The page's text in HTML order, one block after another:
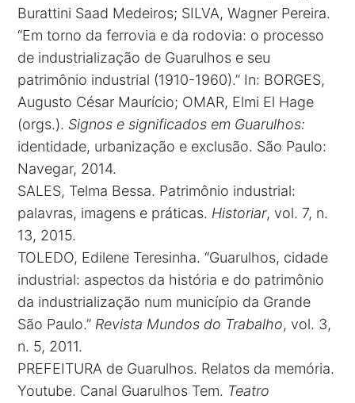
Burattini Saad Medeiros; SILVA, Wagner Pereira.
“Em torno da ferrovia e da rodovia: o processo
de industrialização de Guarulhos e seu
patrimônio industrial (1910-1960).” In: BORGES,
Augusto César Maurício; OMAR, Elmi El Hage
(orgs.). Signos e significados em Guarulhos:
identidade, urbanização e exclusão. São Paulo:
Navegar, 2014.
SALES, Telma Bessa. Patrimônio industrial:
palavras, imagens e práticas. Historiar, vol. 7, n.
13, 2015.
TOLEDO, Edilene Teresinha. “Guarulhos, cidade
industrial: aspectos da história e do patrimônio
da industrialização num município da Grande
São Paulo.” Revista Mundos do Trabalho, vol. 3,
n. 5, 2011.
PREFEITURA de Guarulhos. Relatos da memória.
Youtube. Canal Guarulhos Tem. Teatro